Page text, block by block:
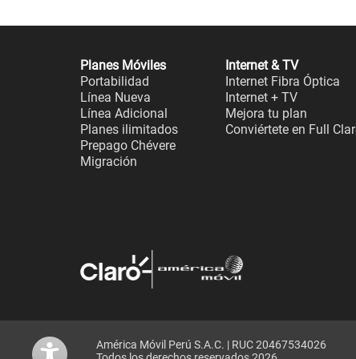
Planes Móviles
Portabilidad
Línea Nueva
Línea Adicional
Planes ilimitados
Prepago Chévere
Migración
Internet & TV
Internet Fibra Óptica
Internet + TV
Mejora tu plan
Conviértete en Full
América Móvil Perú S.A.C. | RUC 20467534026